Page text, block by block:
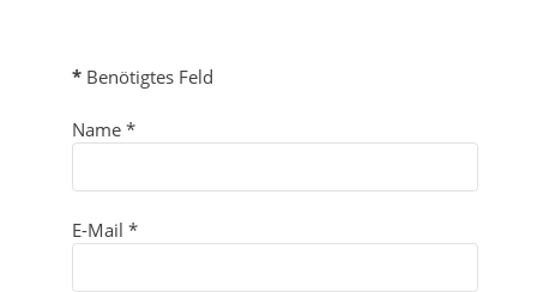
* Benötigtes Feld
Name *
E-Mail *